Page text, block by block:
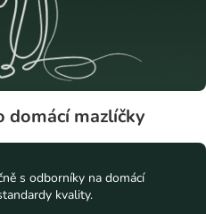
domácí mazlíčky
s odborníky na domácí
kvality.